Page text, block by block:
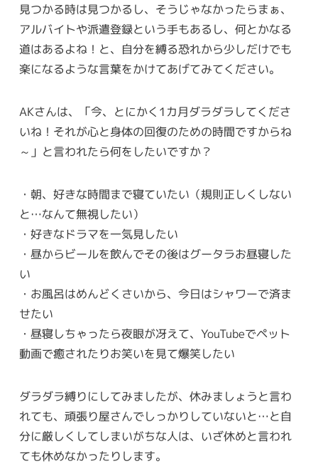
見つかる時は見つかるし、そうじゃなかったらまぁ、
アルバイトや派遣登録という手もあるし、何とかなる
道はあるよね！と、自分を縛る恐れから少しだけでも
楽になるような言葉をかけてあげてみてください。
AKさんは、「今、とにかく1カ月ダラダラしてくださ
いね！それが心と身体の回復のための時間ですからね
～」と言われたら何をしたいですか？
・朝、好きな時間まで寝ていたい（規則正しくしない
と…なんて無視したい）
・好きなドラマを一気見したい
・昼からビールを飲んでその後はグータラお昼寝した
い
・お風呂はめんどくさいから、今日はシャワーで済ま
せたい
・昼寝しちゃったら夜眼が冴えて、YouTubeでペット
動画で癒されたりお笑いを見て爆笑したい
ダラダラ縛りにしてみましたが、休みましょうと言わ
れても、頑張り屋さんでしっかりしていないと…と自
分に厳しくしてしまいがちな人は、いざ休めと言われ
ても休めなかったりします。